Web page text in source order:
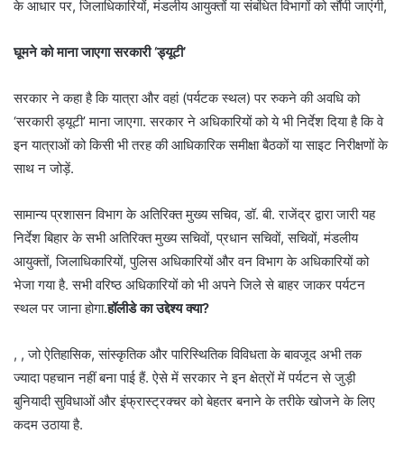
के आधार पर, जिलाधिकारियों, मंडलीय आयुक्तों या संबंधित विभागों को सौंपी जाएंगी,
घूमने को माना जाएगा सरकारी ‘ड्यूटी’
सरकार ने कहा है कि यात्रा और वहां (पर्यटक स्थल) पर रुकने की अवधि को
‘सरकारी ड्यूटी’ माना जाएगा. सरकार ने अधिकारियों को ये भी निर्देश दिया है कि वे
इन यात्राओं को किसी भी तरह की आधिकारिक समीक्षा बैठकों या साइट निरीक्षणों के
साथ न जोड़ें.
सामान्य प्रशासन विभाग के अतिरिक्त मुख्य सचिव, डॉ. बी. राजेंद्र द्वारा जारी यह
निर्देश बिहार के सभी अतिरिक्त मुख्य सचिवों, प्रधान सचिवों, सचिवों, मंडलीय
आयुक्तों, जिलाधिकारियों, पुलिस अधिकारियों और वन विभाग के अधिकारियों को
भेजा गया है. सभी वरिष्ठ अधिकारियों को भी अपने जिले से बाहर जाकर पर्यटन
स्थल पर जाना होगा.हॉलीडे का उद्देश्य क्या?
, , जो ऐतिहासिक, सांस्कृतिक और पारिस्थितिक विविधता के बावजूद अभी तक
ज्यादा पहचान नहीं बना पाई हैं. ऐसे में सरकार ने इन क्षेत्रों में पर्यटन से जुड़ी
बुनियादी सुविधाओं और इंफ्रास्ट्रक्चर को बेहतर बनाने के तरीके खोजने के लिए
कदम उठाया है.